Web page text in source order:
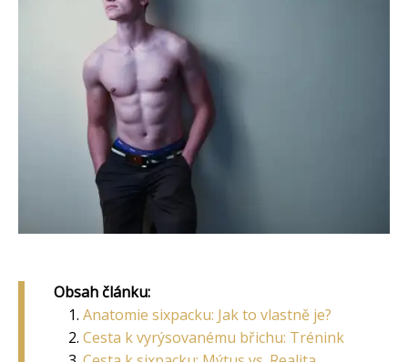
Obsah článku:
Anatomie sixpacku: Jak to vlastně je?
Cesta k vyrýsovanému břichu: Trénink